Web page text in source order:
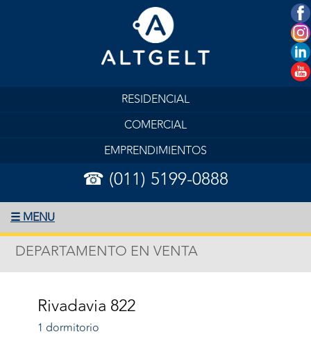
RESIDENCIAL
COMERCIAL
EMPRENDIMIENTOS
☎ (011) 5199-0888
☰ MENU
DEPARTAMENTO EN VENTA
Rivadavia 822
1 dormitorio